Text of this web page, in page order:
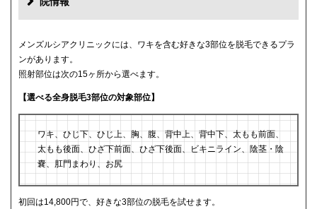
メンズルシアクリニックには、ワキを含む好きな3部位を脱毛できるプラ
ンがあります。
照射部位は次の15ヶ所から選べます。
【選べる全身脱毛3部位の対象部位】
ワキ、ひじ下、ひじ上、胸、腹、背中上、背中下、太もも前面、
太もも後面、ひざ下前面、ひざ下後面、ビキニライン、陰茎・陰
嚢、肛門まわり、お尻
初回は14,800円で、好きな3部位の脱毛を試せます。